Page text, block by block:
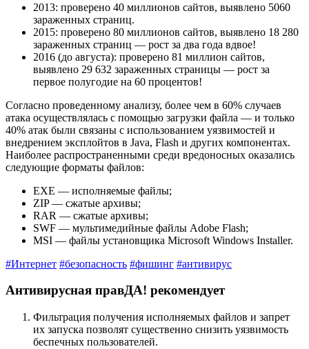
2013: проверено 40 миллионов сайтов, выявлено 5060
зараженных страниц.
2015: проверено 80 миллионов сайтов, выявлено 18 280
зараженных страниц — рост за два года вдвое!
2016 (до августа): проверено 81 миллион сайтов,
выявлено 29 632 зараженных страницы — рост за
первое полугодие на 60 процентов!
Согласно проведенному анализу, более чем в 60% случаев
атака осуществлялась с помощью загрузки файла — и только
40% атак были связаны с использованием уязвимостей и
внедрением эксплойтов в Java, Flash и других компонентах.
Наиболее распространенными среди вредоносных оказались
следующие форматы файлов:
EXE — исполняемые файлы;
ZIP — сжатые архивы;
RAR — сжатые архивы;
SWF — мультимедийные файлы Adobe Flash;
MSI — файлы установщика Microsoft Windows Installer.
#Интернет #безопасность #фишинг #антивирус
Антивирусная правДА! рекомендует
Фильтрация получения исполняемых файлов и запрет
их запуска позволят существенно снизить уязвимость
беспечных пользователей.